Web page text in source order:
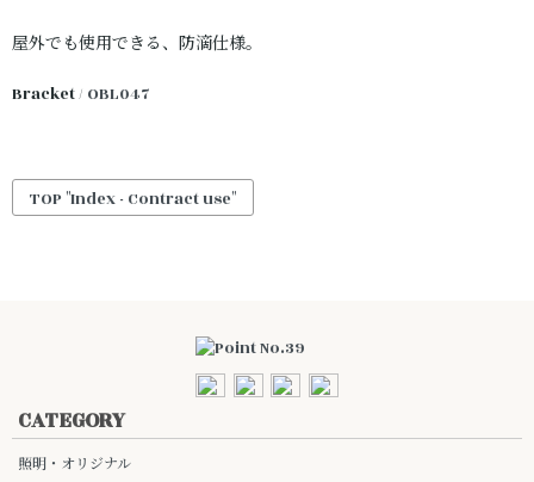
屋外でも使用できる、防滴仕様。
Bracket / OBL047
TOP "Index - Contract use"
CATEGORY
照明・オリジナル